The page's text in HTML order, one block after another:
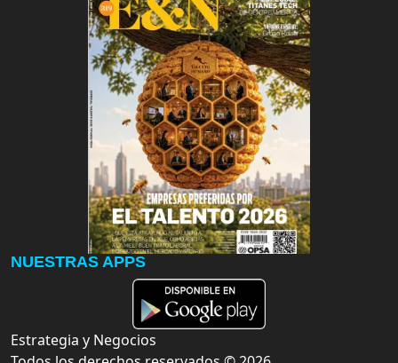
NUESTRAS APPS
Estrategia y Negocios